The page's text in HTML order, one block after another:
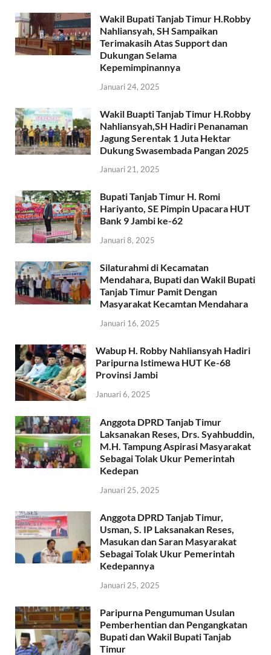
Wakil Bupati Tanjab Timur H.Robby
Nahliansyah, SH Sampaikan
Terimakasih Atas Support dan
Dukungan Selama
Kepemimpinannya
Januari 24, 2025
Wakil Buapti Tanjab Timur H.Robby
Nahliansyah,SH Hadiri Penanaman
Jagung Serentak 1 Juta Hektar
Dukung Swasembada Pangan 2025
Januari 21, 2025
Bupati Tanjab Timur H. Romi
Hariyanto, SE Pimpin Upacara HUT
Bank 9 Jambi ke-62
Januari 8, 2025
Silaturahmi di Kecamatan
Mendahara, Bupati dan Wakil Bupati
Tanjab Timur Pamit Dengan
Masyarakat Kecamtan Mendahara
Januari 16, 2025
Wabup H. Robby Nahliansyah Hadiri
Paripurna Istimewa HUT Ke-68
Provinsi Jambi
Januari 6, 2025
Anggota DPRD Tanjab Timur
Laksanakan Reses, Drs. Syahbuddin,
M.H. Tampung Aspirasi Masyarakat
Sebagai Tolak Ukur Pemerintah
Kedepan
Januari 25, 2025
Anggota DPRD Tanjab Timur,
Usman, S. IP Laksanakan Reses,
Masukan dan Saran Masyarakat
Sebagai Tolak Ukur Pemerintah
Kedepannya
Januari 25, 2025
Paripurna Pengumuman Usulan
Pemberhentian dan Pengangkatan
Bupati dan Wakil Bupati Tanjab
Timur